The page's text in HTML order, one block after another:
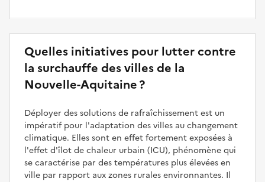
Quelles initiatives pour lutter contre
la surchauffe des villes de la
Nouvelle-Aquitaine ?
Déployer des solutions de rafraîchissement est un
impératif pour l'adaptation des villes au changement
climatique. Elles sont en effet fortement exposées à
l'effet d'îlot de chaleur urbain (ICU), phénomène qui
se caractérise par des températures plus élevées en
ville par rapport aux zones rurales environnantes. Il